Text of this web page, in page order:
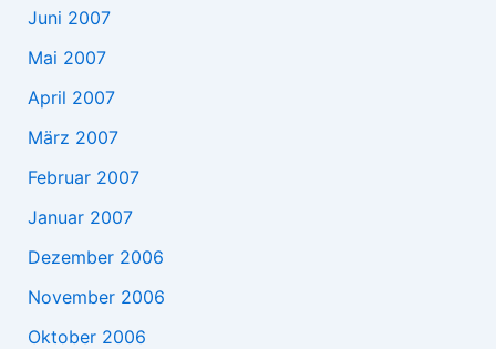
Juni 2007
Mai 2007
April 2007
März 2007
Februar 2007
Januar 2007
Dezember 2006
November 2006
Oktober 2006